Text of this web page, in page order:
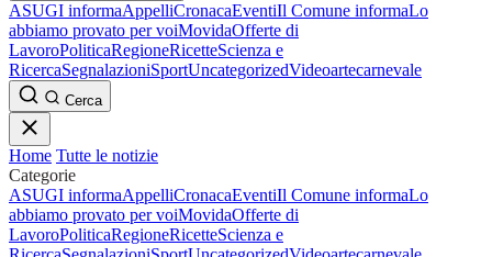
ASUGI informaAppelliCronacaEventiIl Comune informaLo
abbiamo provato per voiMovidaOfferte di
LavoroPoliticaRegioneRicetteScienza e
RicercaSegnalazioniSportUncategorizedVideoartecarnevale
Cerca
Home Tutte le notizie
Categorie
ASUGI informaAppelliCronacaEventiIl Comune informaLo
abbiamo provato per voiMovidaOfferte di
LavoroPoliticaRegioneRicetteScienza e